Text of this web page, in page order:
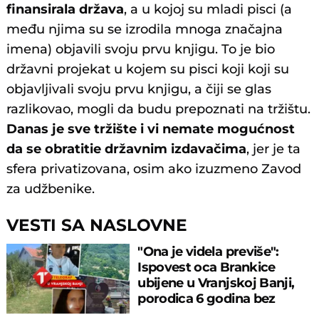
finansirala država, a u kojoj su mladi pisci (a
među njima su se izrodila mnoga značajna
imena) objavili svoju prvu knjigu. To je bio
državni projekat u kojem su pisci koji koji su
objavljivali svoju prvu knjigu, a čiji se glas
razlikovao, mogli da budu prepoznati na tržištu.
Danas je sve tržište i vi nemate mogućnost
da se obratitie državnim izdavačima, jer je ta
sfera privatizovana, osim ako izuzmeno Zavod
za udžbenike.
VESTI SA NASLOVNE
"Ona je videla previše":
Ispovest oca Brankice
ubijene u Vranjskoj Banji,
porodica 6 godina bez